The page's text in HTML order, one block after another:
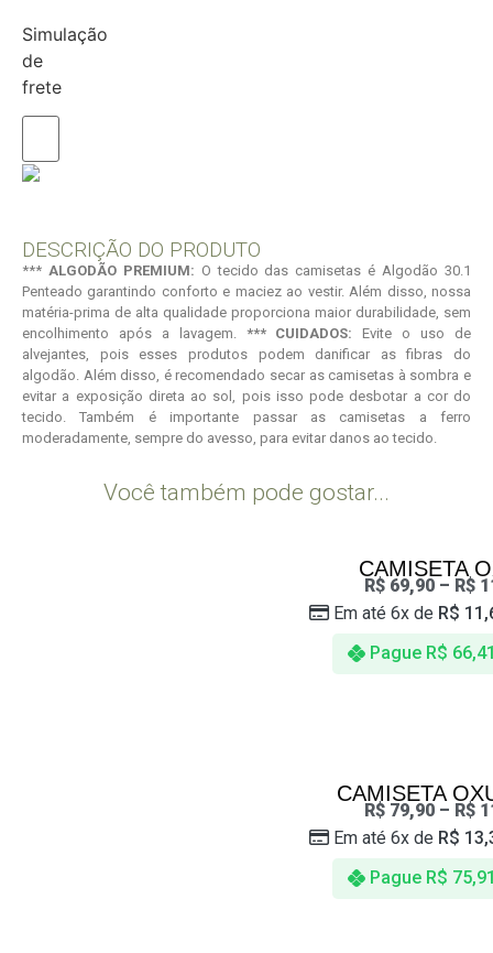
Simulação
de
frete
DESCRIÇÃO DO PRODUTO
*** ALGODÃO PREMIUM: O tecido das camisetas é Algodão 30.1
Penteado garantindo conforto e maciez ao vestir. Além disso, nossa
matéria-prima de alta qualidade proporciona maior durabilidade, sem
encolhimento após a lavagem. *** CUIDADOS: Evite o uso de
alvejantes, pois esses produtos podem danificar as fibras do
algodão. Além disso, é recomendado secar as camisetas à sombra e
evitar a exposição direta ao sol, pois isso pode desbotar a cor do
tecido. Também é importante passar as camisetas a ferro
moderadamente, sempre do avesso, para evitar danos ao tecido.
Você também pode gostar...
CAMISETA
R$69,90– R$
Pague R$
Em até 6x de R$
CAMISETA
R$79,90– R$
Pague R$
Em até 6x de R$